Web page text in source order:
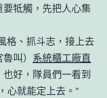
牴觸，先把人心集
格、抓斗志，接上去
叫） 系統櫃工廠直
好，隊員們一看到
，心就能定上去。”